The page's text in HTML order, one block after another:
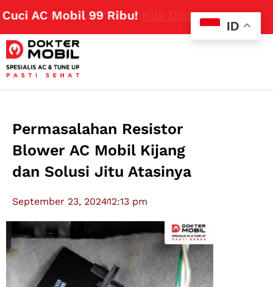
AC Mobil 99 Ribu!Klik Disini
Permasalahan Resistor
Blower AC Mobil Kijang
dan Solusi Jitu Atasinya
September 23, 202412:13 pm
ID